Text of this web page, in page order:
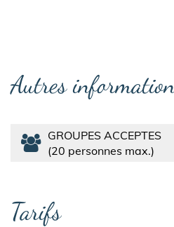
Autres
GROUPES ACCEPTES
20 personnes max.
Tarifs